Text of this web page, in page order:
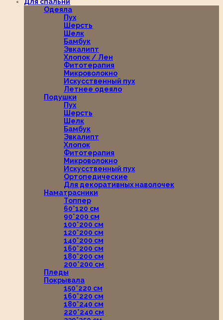
Одеяла
Пух
Шерсть
Шелк
Бамбук
Эвкалипт
Хлопок / Лен
Фитотерапия
Микроволокно
Искусственный пух
Летнее одеяло
Подушки
Пух
Шерсть
Шелк
Бамбук
Эвкалипт
Хлопок
Фитотерапия
Микроволокно
Искусственный пух
Ортопедические
Для декоративных наволочек
Наматрасники
Топпер
60*120 см
90*200 см
100*200 см
120*200 см
140*200 см
160*200 см
180*200 см
200*200 см
Пледы
Покрывала
150*220 см
160*220 см
180*240 см
220*240 см